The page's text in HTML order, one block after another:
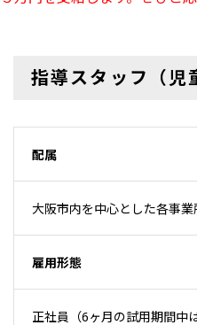
指導スタッフ（児
配属
大阪市内を中心とした各事業
雇用形態
正社員（6ヶ月の試用期間中